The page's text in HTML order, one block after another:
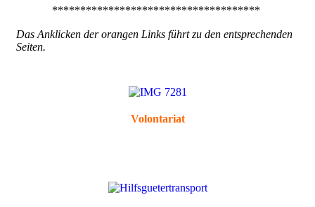
*************************************
Das Anklicken der orangen Links führt zu den entsprechenden
Seiten.
Volontariat